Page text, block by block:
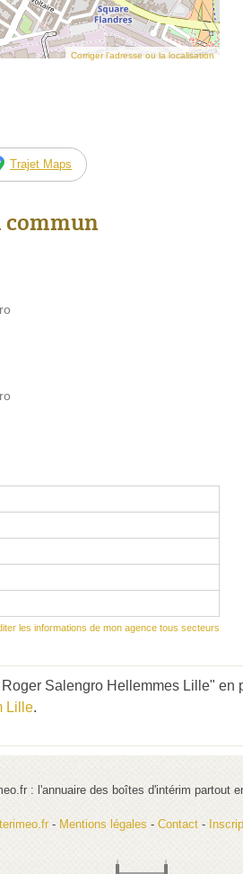
Corriger l’adresse ou la localisation
Trajet Maps
les informations de mon agence tous secteurs
Salengro Hellemmes Lille" en
Lille.
: l'annuaire des boîtes d'intérim partout
- Mentions légales - Contact -